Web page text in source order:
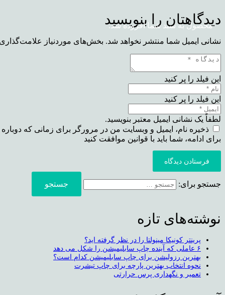
محصولبه سبد شما افزوده شد.
دیدگاهتان را بنویسید
نشانی ایمیل شما منتشر نخواهد شد. بخش‌های موردنیاز
این فیلد را پر کنید
این فیلد را پر کنید
لطفاً یک نشانی ایمیل معتبر بنویسید.
ذخیره نام، ایمیل و وبسایت من در مرورگر برای زمانی که
برای ادامه، شما باید با قوانین موافقت کنید
فرستادن دیدگاه
جستجو برای:
نوشته‌های تازه
پرینتر کونیکا مینولتا را در نظر گرفته اید؟
۶ عاملی که آینده چاپ سابلیمیشن را شکل می دهد
بهترین رزولیشن برای چاپ سابلیمیشن کدام است؟
نحوه انتخاب بهترین پارچه برای چاپ تیشرت
تعمیر و نگهداری پرس حرارتی